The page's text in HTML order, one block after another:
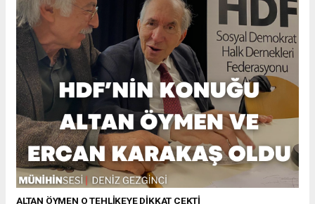
ALTAN ÖYMEN O TEHLİKEYE DİKKAT ÇEKTİ